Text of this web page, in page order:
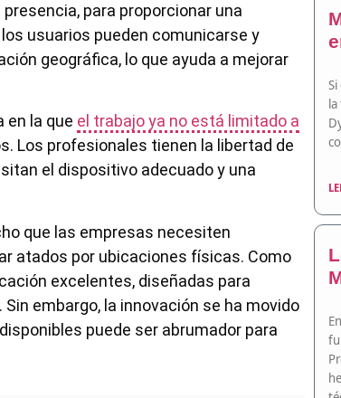
para proporcionar una
usuarios pueden comunicarse y
geográfica, lo que ayuda a mejorar
en la que el trabajo ya no está limitado a
Los profesionales tienen la libertad de
el dispositivo adecuado y una
que las empresas necesiten
atados por ubicaciones físicas. Como
excelentes, diseñadas para
embargo, la innovación se ha movido
puede ser abrumador para